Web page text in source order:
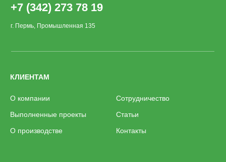
КЛИЕНТАМ
+7 (342) 273 78 19
О компании
Выполненные проекты
О производстве
Сотрудничество
Статьи
Контакты
г. Пермь, Промышленная 135